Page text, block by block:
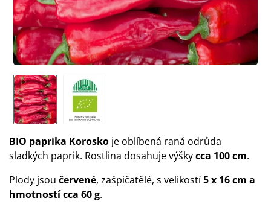
BIO paprika Korosko je oblíbená raná odrůda
sladkých paprik. Rostlina dosahuje výškycca 100 cm.
Plody jsou červené, zašpičatělé, s velikostí5 x 16 cm a
hmotností cca 60 g.